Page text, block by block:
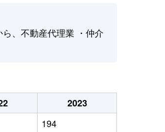
ら、不動産代理業 ・仲介
2023
194